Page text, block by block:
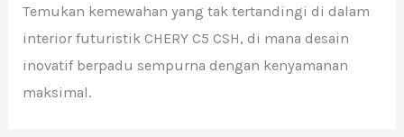
Temukan kemewahan yang tak tertandingi di dalam
interior futuristik CHERY C5 CSH, di mana desain
inovatif berpadu sempurna dengan kenyamanan
maksimal.